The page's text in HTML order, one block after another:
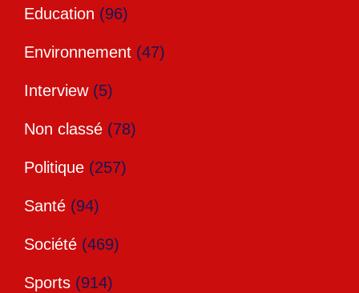
Education (96)
Environnement (47)
Interview(5)
Non classé (78)
Politique (257)
Santé (94)
Société (469)
Sports (914)